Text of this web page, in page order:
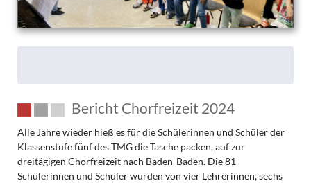
Bericht Chorfreizeit 2024
Alle Jahre wieder hieß es für die Schülerinnen und Schüler der
Klassenstufe fünf des TMG die Tasche packen, auf zur
dreitägigen Chorfreizeit nach Baden-Baden. Die 81
Schülerinnen und Schüler wurden von vier Lehrerinnen, sechs